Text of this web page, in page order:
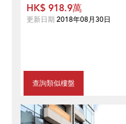
查詢類似樓盤
HK$ 918.9萬
更新日期 2018年08月30日